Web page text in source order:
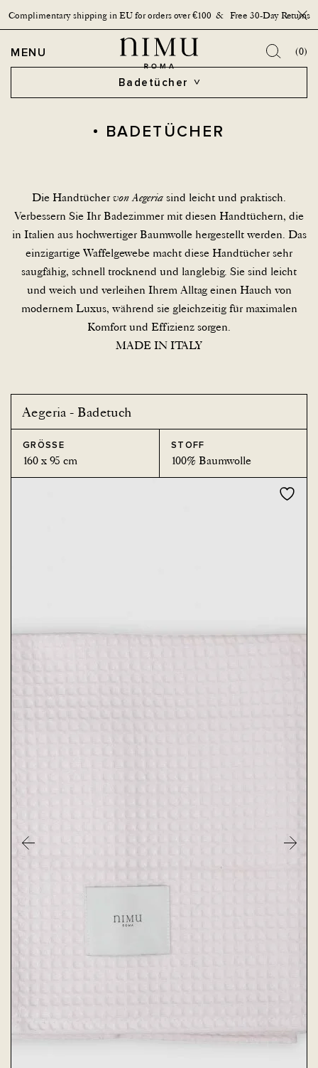
Complimentary shipping in EU for orders over €100 & Free 30-Day Returns
OPEN MENU
MENU (0)
Badetücher
BADETÜCHER
Die Handtücher von Aegeria sind leicht und praktisch.
Verbessern Sie Ihr Badezimmer mit diesen Handtüchern, die
in Italien aus hochwertiger Baumwolle hergestellt werden. Das
einzigartige Waffelgewebe macht diese Handtücher sehr
saugfähig, schnell trocknend und langlebig. Sie sind leicht
und weich und verleihen Ihrem Alltag einen Hauch von
modernem Luxus, während sie gleichzeitig für maximalen
Komfort und Effizienz sorgen.
MADE IN ITALY
Aegeria - Badetuch
GRÖSSE
160 x 95 cm
STOFF
100% Baumwolle